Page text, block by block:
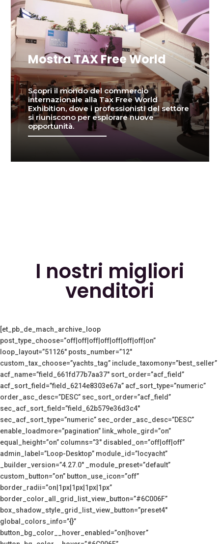
Mostra TAX Free World
Scopri il mondo del commercio
internazionale alla Tax Free World
Exhibition, dove i professionisti del settore
si riuniscono per esplorare nuove
opportunità.
I nostri migliori
venditori
[et_pb_de_mach_archive_loop
post_type_choose=”off|off|off|off|off|off|off|on”
loop_layout=”51126″ posts_number=”12″
custom_tax_choose=”yachts_tag” include_taxomony=”best_seller”
acf_name=”field_661fd77b7aa37″ sort_order=”acf_field”
acf_sort_field=”field_6214e8303e67a” acf_sort_type=”numeric”
order_asc_desc=”DESC” sec_sort_order=”acf_field”
sec_acf_sort_field=”field_62b579e36d3c4″
sec_acf_sort_type=”numeric” sec_order_asc_desc=”DESC”
enable_loadmore=”pagination” link_whole_gird=”on”
equal_height=”on” columns=”3″ disabled_on=”off|off|off”
admin_label=”Loop-Desktop” module_id=”locyacht”
_builder_version=”4.27.0″ _module_preset=”default”
custom_button=”on” button_use_icon=”off”
border_radii=”on|1px|1px|1px|1px”
border_color_all_grid_list_view_button=”#6C006F”
box_shadow_style_grid_list_view_button=”preset4″
global_colors_info=”{}”
button_bg_color__hover_enabled=”on|hover”